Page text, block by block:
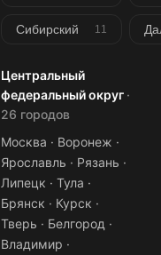
Сибирский 11
Центральный
федеральный округ ·
26 городов
Москва · Воронеж ·
Ярославль · Рязань ·
Липецк · Тула ·
Брянск · Курск ·
Тверь · Белгород ·
Владимир ·